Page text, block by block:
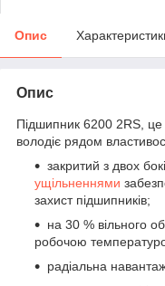
Опис
Опис
Підшипник 6200 2RS, це
володіє рядом
закритий з двох
ущільненнями
захист підшипників;
на 30 % вільного
робочою
радіальна